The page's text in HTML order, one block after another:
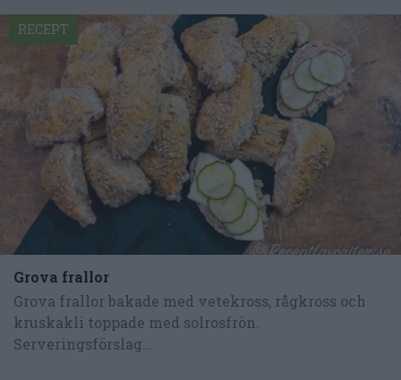
Grova frallor
Grova frallor bakade med vetekross, rågkross och
kruskakli toppade med solrosfrön.
Serveringsförslag...
RECEPT